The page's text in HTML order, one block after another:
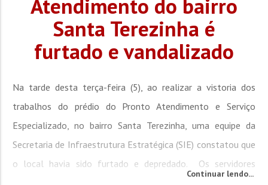
Atendimento do bairro
Santa Terezinha é
furtado e vandalizado
Na tarde desta terça-feira (5), ao realizar a vistoria dos
trabalhos do prédio do Pronto Atendimento e Serviço
Especializado, no bairro Santa Terezinha, uma equipe da
Secretaria de Infraestrutura Estratégica (SIE) constatou que
o local havia sido furtado e depredado. Os servidores
Continuar lendo...